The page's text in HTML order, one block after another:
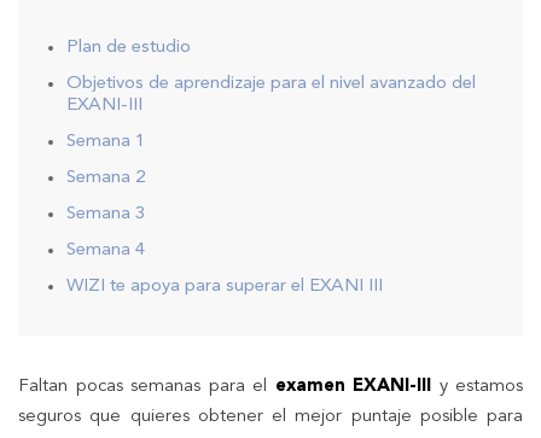
Plan de estudio
Objetivos de aprendizaje para el nivel avanzado del
EXANI-III
Semana 1
Semana 2
Semana 3
Semana 4
WIZI te apoya para superar el EXANI III
Faltan pocas semanas para el examen EXANI-III y estamos
seguros que quieres obtener el mejor puntaje posible para